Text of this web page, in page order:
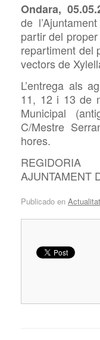
Ondara,
de
partir del
repartiment del
vectors de
L’entrega als
11, 12 i 13 de
Municipal
C/Mestre
hores.
AJUNTAMENT
Publicado en Actualitat